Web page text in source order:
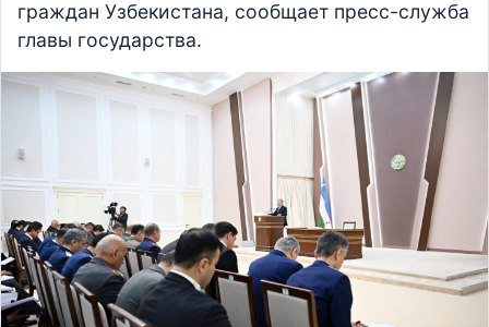
граждан Узбекистана, сообщает пресс-служба
главы государства.